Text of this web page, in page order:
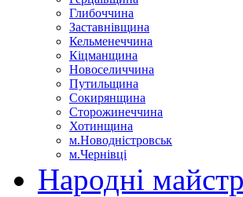
Глибоччина
Заставнівщина
Кельменеччина
Кіцманщина
Новоселиччина
Путильщина
Сокирянщина
Сторожинеччина
Хотинщина
м.Новодністровськ
м.Чернівці
Народні